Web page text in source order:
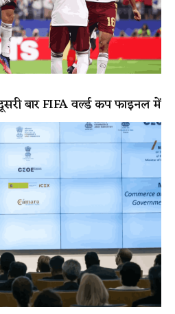
बार FIFA वर्ल्ड कप फाइनल में